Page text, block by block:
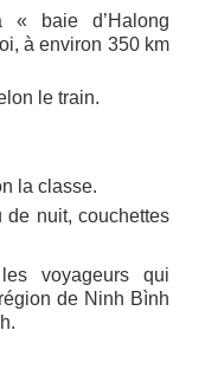
« baie d’Halong
à environ 350 km
le train.
la classe.
de nuit, couchettes
voyageurs qui
de Ninh Bình